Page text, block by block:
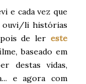
e cada vez que
ouvi/li histórias
de ler este
baseado em
destas vidas,
e agora com